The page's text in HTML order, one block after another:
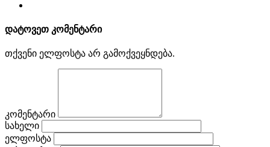
დატოვეთ კომენტარი
თქვენი ელფოსტა არ გამოქვეყნდება.
კომენტარი
სახელი
ელფოსტა